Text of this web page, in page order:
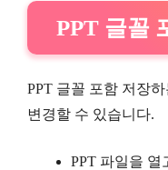
PPT 글꼴
PPT 글꼴 포함 저장
변경할 수 있습니다.
PPT 파일을 열